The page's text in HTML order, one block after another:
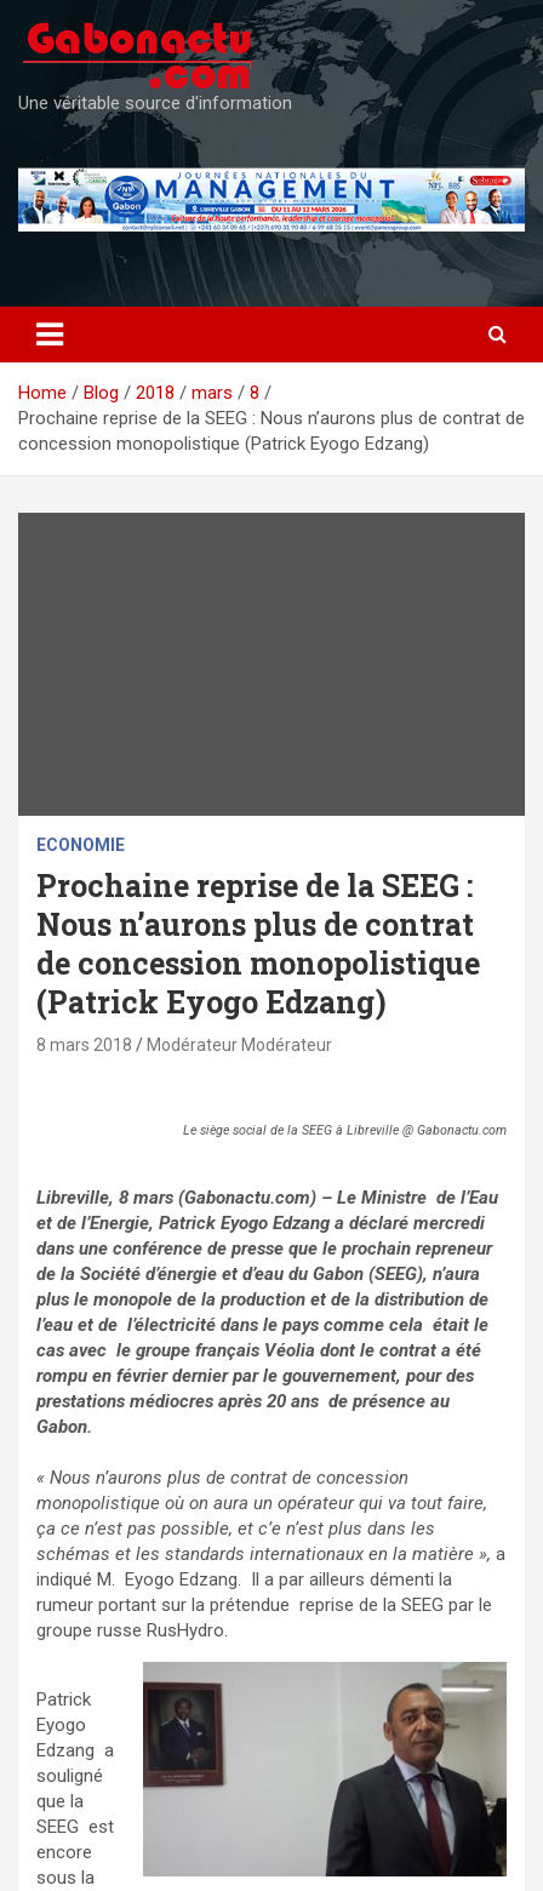
content
Une véritable source d'information
Home Blog 2018 mars
8
Prochaine reprise de la SEEG : Nous n’aurons plus de contrat de
concession monopolistique (Patrick Eyogo Edzang)
ECONOMIE
Prochaine reprise de la SEEG :
Nous n’aurons plus de contrat
de concession monopolistique
(Patrick Eyogo Edzang)
8 mars 2018 Modérateur Modérateur
Le siège social de la SEEG à Libreville @ Gabonactu.com
Libreville, 8 mars (Gabonactu.com) – Le Ministre de l’Eau
et de l’Energie, Patrick Eyogo Edzang a déclaré mercredi
dans une conférence de presse que le prochain repreneur
de la Société d’énergie et d’eau du Gabon (SEEG), n’aura
plus le monopole de la production et de la distribution de
l’eau et de l’électricité dans le pays comme cela était le
cas avec le groupe français Véolia dont le contrat a été
rompu en février dernier par le gouvernement, pour des
prestations médiocres après 20 ans de présence au
Gabon.
« Nous n’aurons plus de contrat de concession
monopolistique où on aura un opérateur qui va tout faire,
ça ce n’est pas possible, et c’e n’est plus dans les
schémas et les standards internationaux en la matière », a
indiqué M. Eyogo Edzang. Il a par ailleurs démenti la
rumeur portant sur la prétendue reprise de la SEEG par le
groupe russe RusHydro.
Patrick
Eyogo
Edzang a
souligné
que la
SEEG est
encore
sous la